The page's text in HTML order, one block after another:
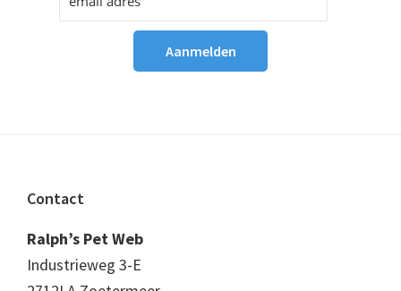
Footer
Contact
Ralph’s Pet Web
Industrieweg 3-E